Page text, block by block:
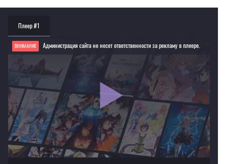
Плеер #1
ВНИМАНИЕ Администрация сайта не несет ответственности за рекламу в плеере.
Если видео не работает, обновите страницу или выберите другой плеер!
Для просмотра некоторых аниме необходимо установить VPN
Текущее воспроизведение：Кабанери железной крепости